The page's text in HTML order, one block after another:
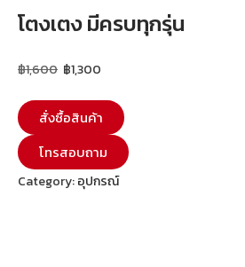
โตงเตง มีครบทุกรุ่น
฿1,600 ฿1,300
สั่งซื้อสินค้า
โทรสอบถาม
Category:อุปกรณ์